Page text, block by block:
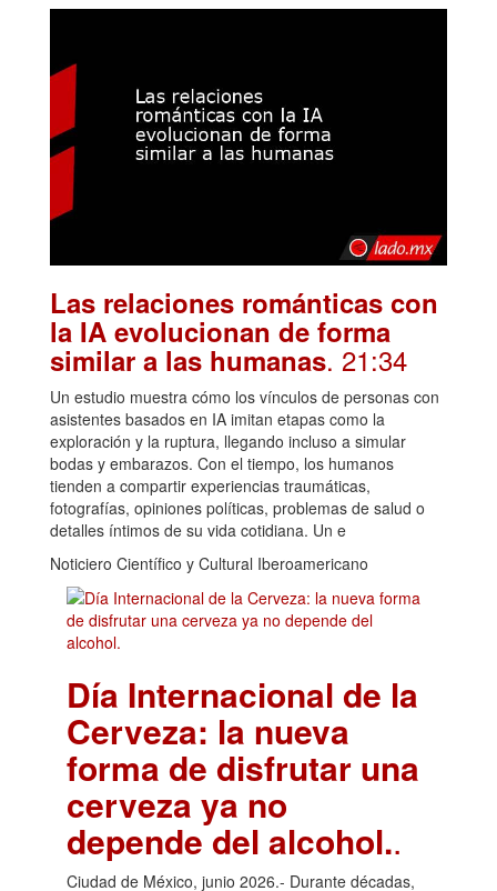
Las relaciones románticas con
la IA evolucionan de forma
similar a las humanas. 21:34
Un estudio muestra cómo los vínculos de personas con
asistentes basados en IA imitan etapas como la
exploración y la ruptura, llegando incluso a simular
bodas y embarazos. Con el tiempo, los humanos
tienden a compartir experiencias traumáticas,
fotografías, opiniones políticas, problemas de salud o
detalles íntimos de su vida cotidiana. Un e
Noticiero Científico y Cultural Iberoamericano
Día Internacional de la
Cerveza: la nueva
forma de disfrutar una
cerveza ya no
depende del alcohol..
Ciudad de México, junio 2026.- Durante décadas,